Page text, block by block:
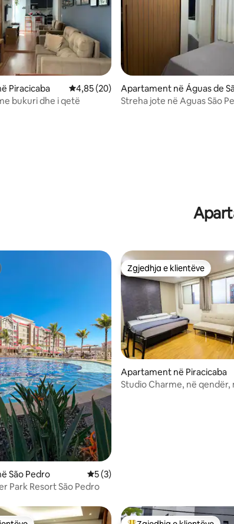
Piracicaba Vlerësimi mesatar 4,85 nga 5, 20
4,85 (20)
bukuri dhe i qetë
Apartament në Águas de
Pedro
Streha jote në Aguas
São Pedro Vlerësimi mesatar 5 nga 5, 3
5 (3)
Park Resort São Pedro
Zgjedhja e klientëve
Zgjedhja e klientëve
Apartament në Piracicaba
Studio Charme, në qendër,